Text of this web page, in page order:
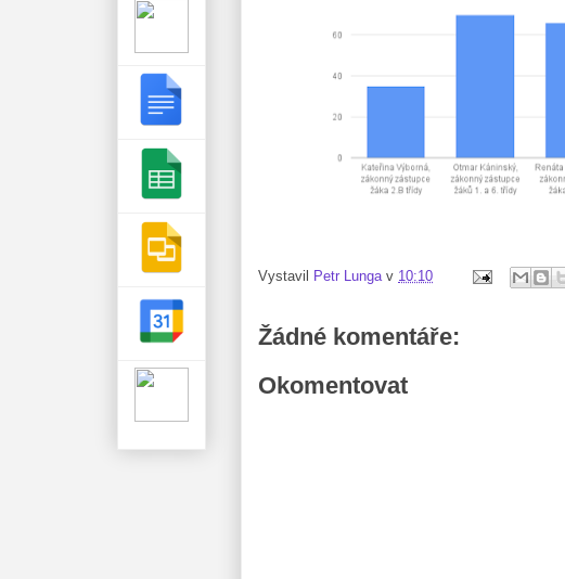
Vystavil Petr Lunga v 10:10
Žádné komentáře:
Okomentovat